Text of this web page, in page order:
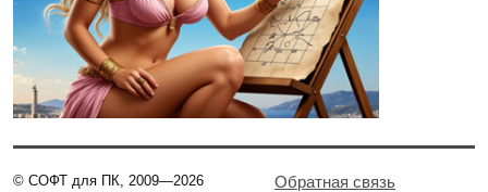
© СОФТ для ПК, 2009—2026 Обратная связь